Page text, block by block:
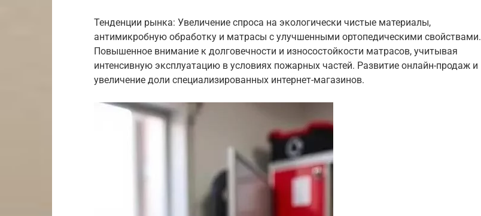
Тенденции рынка: Увеличение спроса на экологически чистые материалы,
антимикробную обработку и матрасы с улучшенными ортопедическими свойствами.
Повышенное внимание к долговечности и износостойкости матрасов, учитывая
интенсивную эксплуатацию в условиях пожарных частей. Развитие онлайн-продаж и
увеличение доли специализированных интернет-магазинов.